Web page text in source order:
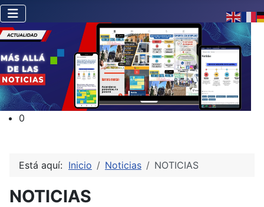
0
Está aquí: Inicio Noticias NOTICIAS
NOTICIAS